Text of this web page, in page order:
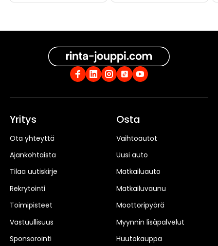
Yritys
Ota yhteyttä
Ajankohtaista
Tilaa uutiskirje
Rekrytointi
Toimipisteet
Vastuullisuus
Sponsorointi
Osta
Vaihtoautot
Uusi auto
Matkailuauto
Matkailuvaunu
Moottoripyörä
Myynnin lisäpalvelut
Huutokauppa